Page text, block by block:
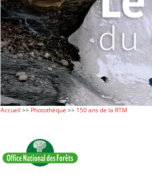
Accueil >> Photothèque >> 150 ans de la RTM